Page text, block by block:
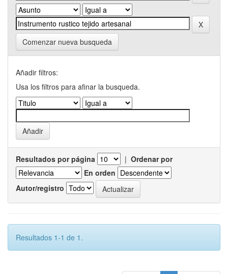
Comenzar nueva busqueda
Añadir filtros:
Usa los filtros para afinar la busqueda.
Resultados por página | Ordenar por
En orden
Autor/registro
Resultados 1-1 de 1.